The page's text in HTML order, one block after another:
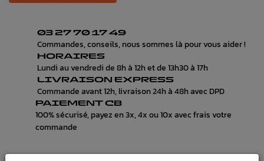
03 27 70 17 49
Commandes, conseils, nous sommes là pour vous aider !
HORAIRES
Lundi au vendredi de 8h à 12h et de 13h30 à 17h
LIVRAISON EXPRESS
Commande avant 12h, livraison 24h à 48h avec DPD
PAIEMENT CB
100% sécurisé, payez en 3x, 4x ou 10x avec frais votre
commande